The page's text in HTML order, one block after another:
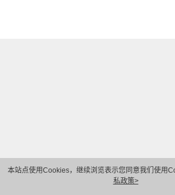
本站点使用Cookies，继续浏览表示您同意我们使用
私政策>